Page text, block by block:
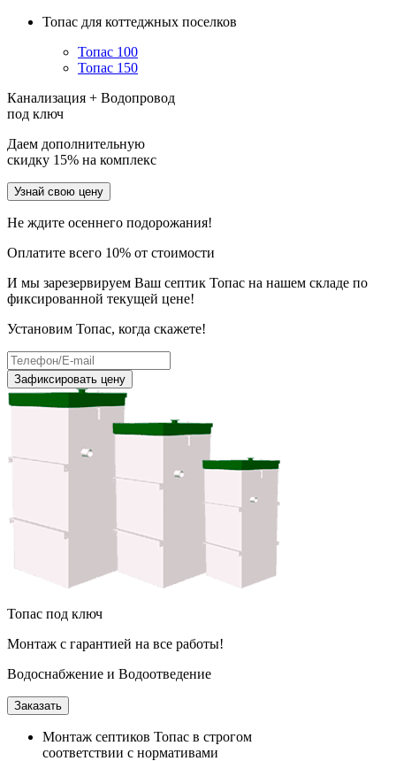
Топас для коттеджных поселков
Топас 100
Топас 150
Канализация + Водопровод
под ключ
Даем дополнительную
скидку 15% на комплекс
Узнай свою цену
Не ждите осеннего подорожания!
Оплатите всего 10% от стоимости
И мы зарезервируем Ваш септик Топас на нашем складе по
фиксированной текущей цене!
Установим Топас, когда скажете!
Зафиксировать цену
Топас под ключ
Монтаж с гарантией на все работы!
Водоснабжение и Водоотведение
Заказать
Монтаж септиков Топас в строгом
соответствии с нормативами